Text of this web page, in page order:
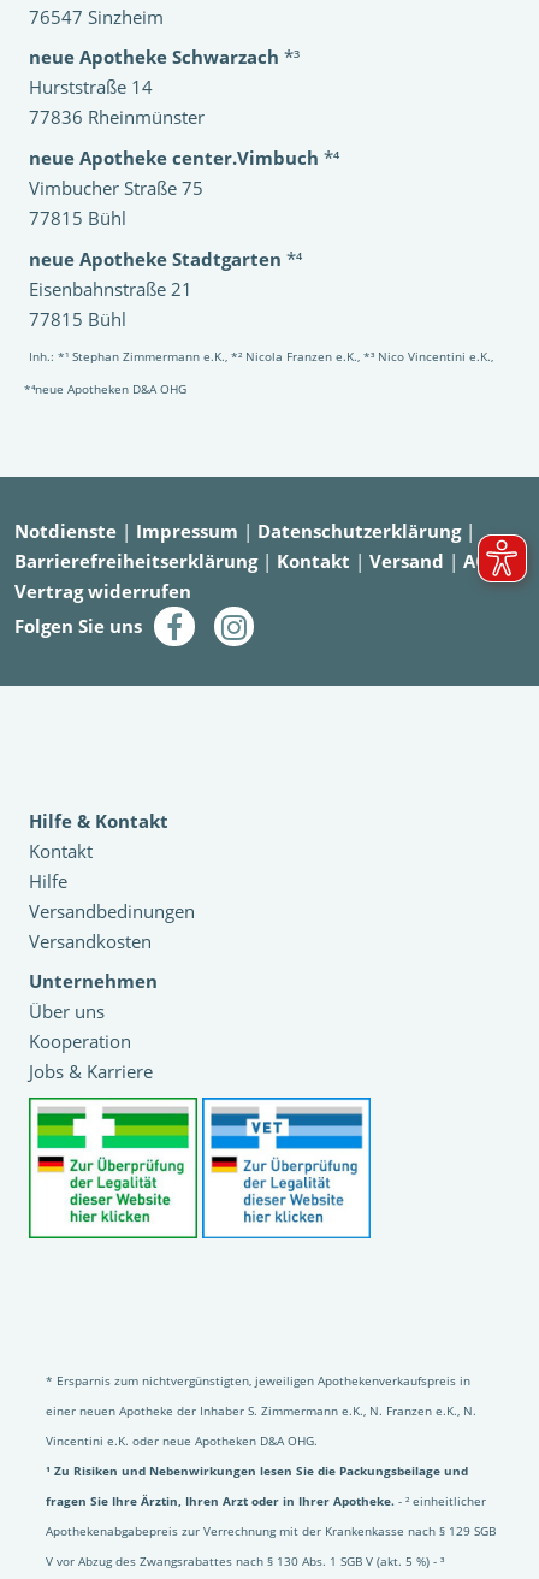
76547 Sinzheim
neue Apotheke Schwarzach *³
Hurststraße 14
77836 Rheinmünster
neue Apotheke center.Vimbuch *⁴
Vimbucher Straße 75
77815 Bühl
neue Apotheke Stadtgarten *⁴
Eisenbahnstraße 21
77815 Bühl
Inh.: *¹ Stephan Zimmermann e.K., *² Nicola Franzen e.K., *³ Nico Vincentini e.K.,
*⁴neue Apotheken D&A OHG
Notdienste | Impressum | Datenschutzerklärung|
Barrierefreiheitserklärung| Kontakt | Versand | AGB|
Vertrag widerrufen
Folgen Sie uns
Hilfe & Kontakt
Kontakt
Hilfe
Versandbedinungen
Versandkosten
Unternehmen
Über uns
Kooperation
Jobs & Karriere
* Ersparnis zum nichtvergünstigten, jeweiligen Apothekenverkaufspreis in
einer neuen Apotheke der Inhaber S. Zimmermann e.K., N. Franzen e.K., N.
Vincentini e.K. oder neue Apotheken D&A OHG.
¹ Zu Risiken und Nebenwirkungen lesen Sie die Packungsbeilage und
fragen Sie Ihre Ärztin, Ihren Arzt oder in Ihrer Apotheke. - ² einheitlicher
Apothekenabgabepreis zur Verrechnung mit der Krankenkasse nach § 129 SGB
V vor Abzug des Zwangsrabattes nach § 130 Abs. 1 SGB V (akt. 5 %) - ³